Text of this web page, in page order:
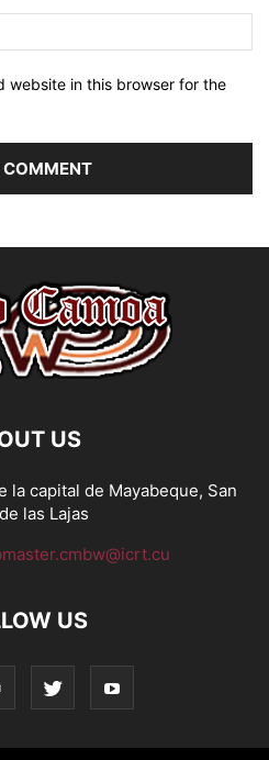
website in this browser for the
US
la capital de Mayabeque, San
las Lajas
US